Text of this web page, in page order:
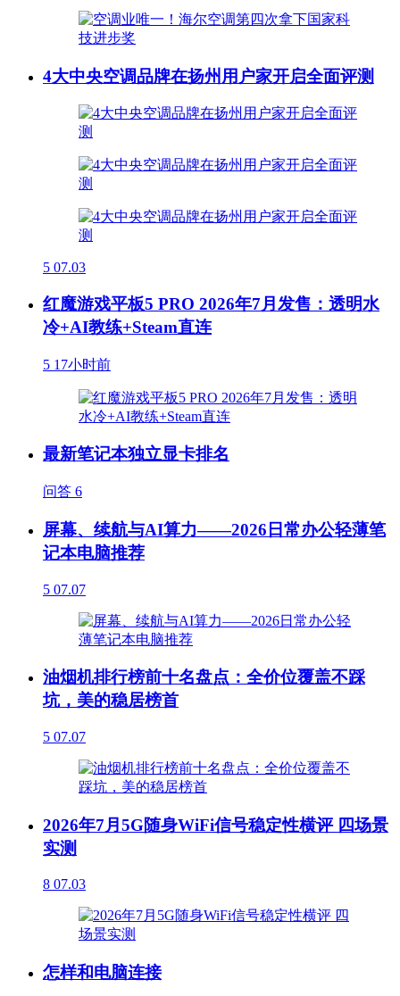
4大中央空调品牌在扬州用户家开启全面评测
5 07.03
红魔游戏平板5 PRO 2026年7月发售：透明水
冷+AI教练+Steam直连
5 17小时前
最新笔记本独立显卡排名
问答 6
屏幕、续航与AI算力——2026日常办公轻薄笔
记本电脑推荐
5 07.07
油烟机排行榜前十名盘点：全价位覆盖不踩
坑，美的稳居榜首
5 07.07
2026年7月5G随身WiFi信号稳定性横评 四场景
实测
8 07.03
怎样和电脑连接